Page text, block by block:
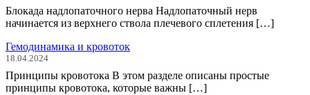
Блокада надлопаточного нерва Надлопаточный нерв
начинается из верхнего ствола плечевого сплетения […]
Гемодинамика и кровоток
18.04.2024
Принципы кровотока В этом разделе описаны простые
принципы кровотока, которые важны […]